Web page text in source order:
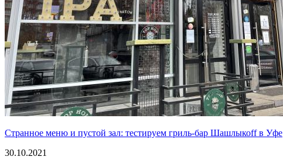
Странное меню и пустой зал: тестируем гриль-бар Шашлыкоff в Уфе
30.10.2021